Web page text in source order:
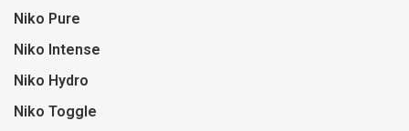
Niko Pure
Niko Intense
Niko Hydro
Niko Toggle